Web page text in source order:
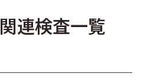
連検査一覧